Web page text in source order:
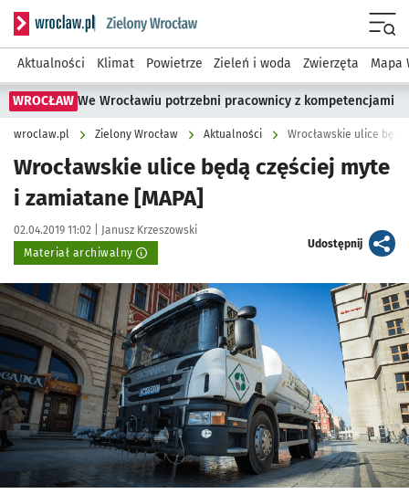
Serwis informacyjny wroclaw.pl podserwis: Środowisko we
Aktualności Klimat Powietrze Zieleń i woda Zwierzęta Mapa
WROCŁAW We Wrocławiu potrzebni pracownicy z kompetencjami
wroclaw.pl Zielony Wrocław Aktualności Wrocławskie ulice
Wrocławskie ulice będą częściej myte
i zamiatane [MAPA]
Data publikacji:
02.04.2019 11:02 | Autor:
Janusz Krzeszowski
Materiał archiwalny
Udostępnijartykuł
Kliknij, aby powiększyć